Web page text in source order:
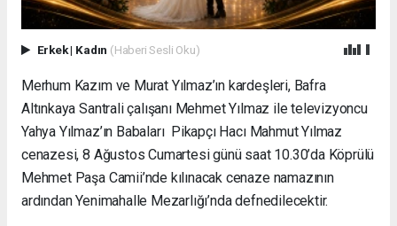
Erkek| Kadın (Haberi Sesli Oku)
Merhum Kazım ve Murat Yılmaz’ın kardeşleri, Bafra
Altınkaya Santrali çalışanı Mehmet Yılmaz ile televizyoncu
Yahya Yılmaz’ın Babaları Pikapçı Hacı Mahmut Yılmaz
cenazesi, 8 Ağustos Cumartesi günü saat 10.30’da Köprülü
Mehmet Paşa Camii’nde kılınacak cenaze namazının
ardından Yenimahalle Mezarlığı’nda defnedilecektir.